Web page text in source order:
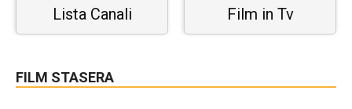
Lista Canali Film in Tv
FILM STASERA